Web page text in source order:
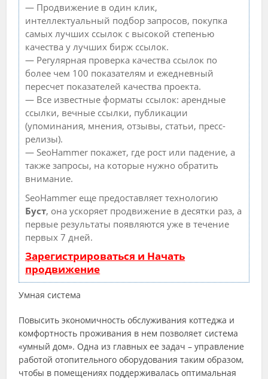
— Продвижение в один клик,
интеллектуальный подбор запросов, покупка
самых лучших ссылок с высокой степенью
качества у лучших бирж ссылок.
— Регулярная проверка качества ссылок по
более чем 100 показателям и ежедневный
пересчет показателей качества проекта.
— Все известные форматы ссылок: арендные
ссылки, вечные ссылки, публикации
(упоминания, мнения, отзывы, статьи, пресс-
релизы).
— SeoHammer покажет, где рост или падение, а
также запросы, на которые нужно обратить
внимание.
SeoHammer еще предоставляет технологию
Буст, она ускоряет продвижение в десятки раз, а
первые результаты появляются уже в течение
первых 7 дней.
Зарегистрироваться и Начать
продвижение
Умная система
Повысить экономичность обслуживания коттеджа и
комфортность проживания в нем позволяет система
«умный дом». Одна из главных ее задач – управление
работой отопительного оборудования таким образом,
чтобы в помещениях поддерживалась оптимальная